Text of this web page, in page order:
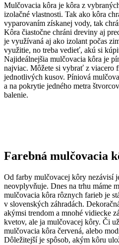
Mulčovacia kôra je kôra z
izolačné vlastnosti. Tak ako kôra
vyparovaním získanej vody, tak
Kôra čiastočne chráni dreviny aj
je využívaná aj ako izolant počas
využitie, no treba vedieť, akú si
Najideálnejšia mulčovacia kôra je
najviac. Môžete si vybrať z viacero
jednotlivých kusov. Píniová
a na pokrytie jedného metra
balenie.
Farebná mulčovacia
Od farby mulčovacej kôry nezávisí
neovplyvňuje. Dnes na trhu máme
mulčovacia kôra rôznych farieb je
v slovenských záhradách.
akýmsi trendom a mnohé vidiecke
kvetov, ale ja mulčovacej kôry. Či
mulčovacia kôra červená, alebo
Dôležitejší je spôsob, akým kôru